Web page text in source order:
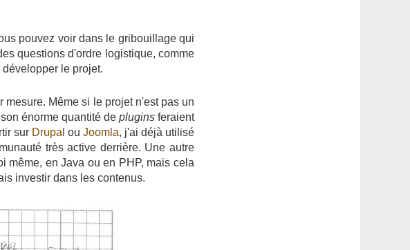
pouvez voir dans le gribouillage qui
questions d'ordre logistique, comme
le projet.
mesure. Même si le projet n'est pas un
énorme quantité de plugins feraient
sur Drupal ou Joomla, j'ai déjà utilisé
très active derrière. Une autre
même, en Java ou en PHP, mais cela
investir dans les contenus.